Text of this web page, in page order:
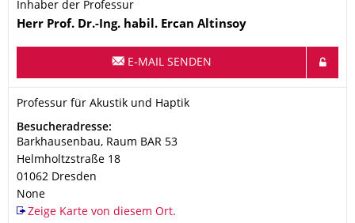
Inhaber der Professur
Name
Herr Prof. Dr.-Ing. habil. Ercan Altinsoy
E-MAIL SENDEN
Organisationsname
Professur für Akustik und Haptik
Professur für Akustik und Haptik
Adresse
Besucheradresse:
Barkhausenbau, Raum BAR 53
Helmholtzstraße 18
01062 Dresden
None
Zeige Karte von diesem Ort.